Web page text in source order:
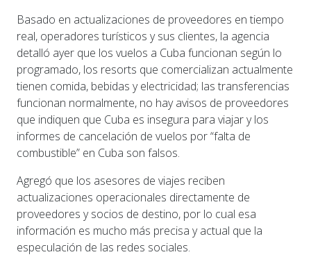
Basado en actualizaciones de proveedores en tiempo
real, operadores turísticos y sus clientes, la agencia
detalló ayer que los vuelos a Cuba funcionan según lo
programado, los resorts que comercializan actualmente
tienen comida, bebidas y electricidad; las transferencias
funcionan normalmente, no hay avisos de proveedores
que indiquen que Cuba es insegura para viajar y los
informes de cancelación de vuelos por “falta de
combustible” en Cuba son falsos.
Agregó que los asesores de viajes reciben
actualizaciones operacionales directamente de
proveedores y socios de destino, por lo cual esa
información es mucho más precisa y actual que la
especulación de las redes sociales.